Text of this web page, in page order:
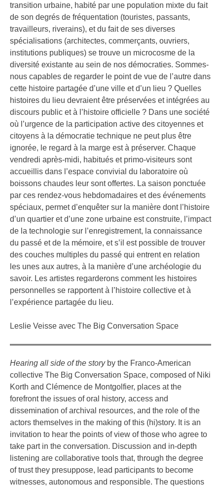
transition urbaine, habité par une population mixte du fait
de son degrés de fréquentation (touristes, passants,
travailleurs, riverains), et du fait de ses diverses
spécialisations (architectes, commerçants, ouvriers,
institutions publiques) se trouve un microcosme de la
diversité existante au sein de nos démocraties. Sommes-
nous capables de regarder le point de vue de l’autre dans
cette histoire partagée d’une ville et d’un lieu ? Quelles
histoires du lieu devraient être préservées et intégrées au
discours public et à l’histoire officielle ? Dans une société
où l’urgence de la participation active des citoyennes et
citoyens à la démocratie technique ne peut plus être
ignorée, le regard à la marge est à préserver. Chaque
vendredi après-midi, habitués et primo-visiteurs sont
accueillis dans l’espace convivial du laboratoire où
boissons chaudes leur sont offertes. La saison ponctuée
par ces rendez-vous hebdomadaires et des événements
spéciaux, permet d’enquêter sur la manière dont l’histoire
d’un quartier et d’une zone urbaine est construite, l’impact
de la technologie sur l’enregistrement, la connaissance
du passé et de la mémoire, et s’il est possible de trouver
des couches multiples du passé qui entrent en relation
les unes aux autres, à la manière d’une archéologie du
savoir. Les artistes regarderons comment les histoires
personnelles se rapportent à l’histoire collective et à
l’expérience partagée du lieu.
Leslie Veisse avec The Big Conversation Space
Hearing all side of the storyby the Franco-American
collective The Big Conversation Space, composed of Niki
Korth and Clémence de Montgolfier, places at the
forefront the issues of oral history, access and
dissemination of archival resources, and the role of the
actors themselves in the making of this (hi)story. It is an
invitation to hear the points of view of those who agree to
take part in the conversation. Discussion and in-depth
listening are collaborative tools that, through the degree
of trust they presuppose, lead participants to become
witnesses, autonomous and responsible. The questions